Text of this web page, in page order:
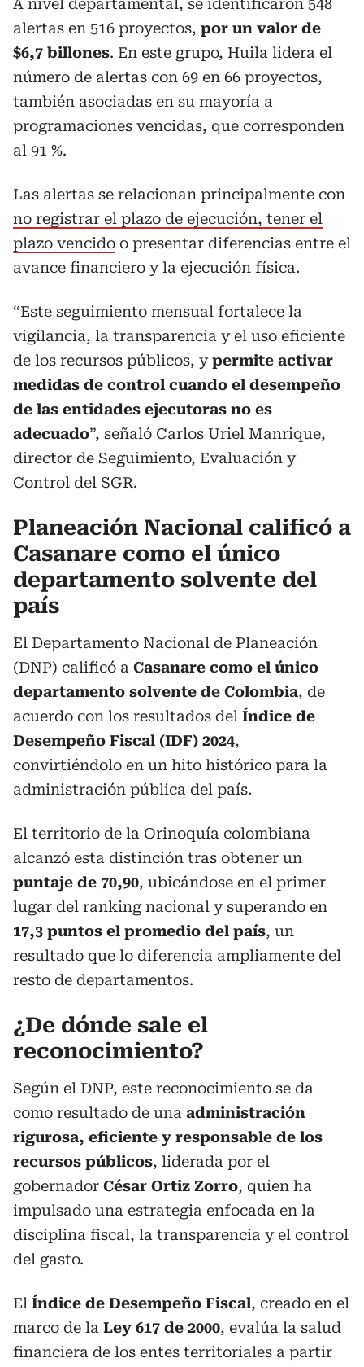
A nivel departamental, se identificaron 548
alertas en 516 proyectos, por un valor de
$6,7 billones. En este grupo, Huila lidera el
número de alertas con 69 en 66 proyectos,
también asociadas en su mayoría a
programaciones vencidas, que corresponden
al 91 %.
Las alertas se relacionan principalmente con
no registrar el plazo de ejecución, tener el
plazo vencido o presentar diferencias entre el
avance financiero y la ejecución física.
“Este seguimiento mensual fortalece la
vigilancia, la transparencia y el uso eficiente
de los recursos públicos, ypermite activar
medidas de control cuando el desempeño
de las entidades ejecutoras no es
adecuado”, señaló Carlos Uriel Manrique,
director de Seguimiento, Evaluación y
Control del SGR.
Planeación Nacional calificó a
Casanare como el único
departamento solvente del
país
El Departamento Nacional de Planeación
(DNP) calificó a Casanare como el único
departamento solvente de Colombia, de
acuerdo con los resultados del Índice de
Desempeño Fiscal (IDF) 2024,
convirtiéndolo en un hito histórico para la
administración pública del país.
El territorio de la Orinoquía colombiana
alcanzó esta distinción tras obtener un
puntaje de 70,90, ubicándose en el primer
lugar del ranking nacional y superando en
17,3 puntos el promedio del país, un
resultado que lo diferencia ampliamente del
resto de departamentos.
¿De dónde sale el
reconocimiento?
Según el DNP, este reconocimiento se da
como resultado de una administración
rigurosa, eficiente y responsable de los
recursos públicos, liderada por el
gobernador César Ortiz Zorro, quien ha
impulsado una estrategia enfocada en la
disciplina fiscal, la transparencia y el control
del gasto.
El Índice de Desempeño Fiscal, creado en el
marco de la Ley 617 de 2000, evalúa la salud
financiera de los entes territoriales a partir